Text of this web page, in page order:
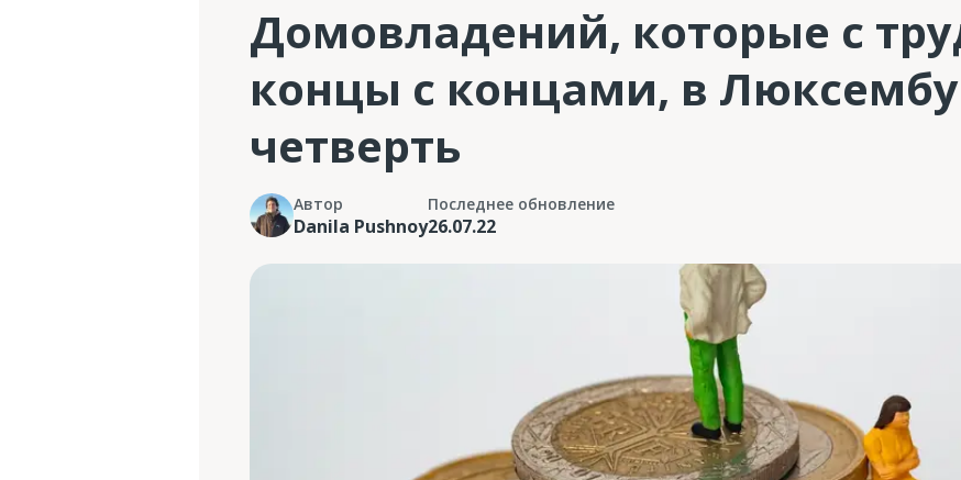
Домовладений, которые с
концы с концами, в
четверть
Автор
Danila Pushnoy
Последнее обновление
26.07.22